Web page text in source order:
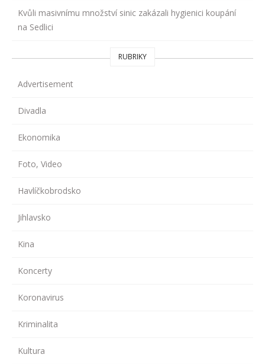
Kvůli masivnímu množství sinic zakázali hygienici koupání
na Sedlici
RUBRIKY
Advertisement
Divadla
Ekonomika
Foto, Video
Havlíčkobrodsko
Jihlavsko
Kina
Koncerty
Koronavirus
Kriminalita
Kultura